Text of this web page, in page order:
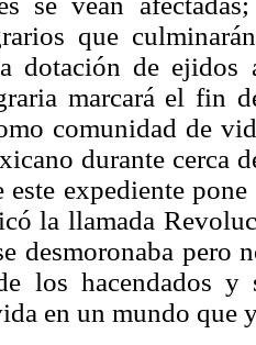
que
dotación de ejidos
marcará el fin
comunidad de
durante cerca
este expediente
la llamada
desmoronaba pero
los hacendados y
en un mundo que